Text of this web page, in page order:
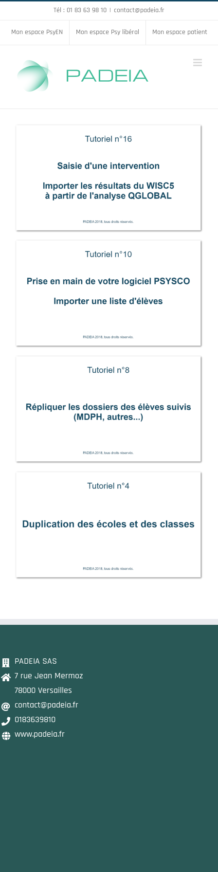
contenu
Tél : 01 83 63 98 10 | contact@padeia.fr
Mon espace PsyEN Mon espace Psy libéral Mon espace patient
PADEIA SAS
7 rue Jean Mermoz
78000 Versailles
contact@padeia.fr
0183639810
www.padeia.fr